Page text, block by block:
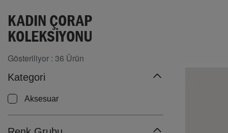
KADIN ÇORAP
KOLEKSIYONU
Gösteriliyor : 36 Ürün
Kategori
Aksesuar